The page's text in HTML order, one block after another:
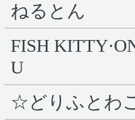
ねるとん
FISH
U
☆どりふとわ